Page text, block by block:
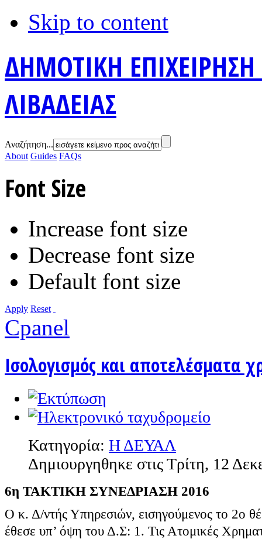
Skip to content
ΔΗΜΟΤΙΚΗ
ΛΙΒΑΔΕΙΑΣ
Αναζήτηση...
About Guides FAQs
Font Size
Increase font size
Decrease font size
Default font size
Apply Reset
Cpanel
Ισολογισμός και αποτελέσματα
Κατηγορία: Η ΔΕΥΑΛ
Δημιουργηθηκε στις Τρίτη, 12
6η ΤΑΚΤΙΚΗ ΣΥΝΕΔΡΙΑΣΗ 2016
Ο κ. Δ/ντής Υπηρεσιών, εισηγούμενος το 2ο
έθεσε υπ’ όψη του Δ.Σ: 1. Τις Ατομικές